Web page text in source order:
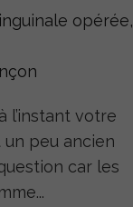
opérée,
l’instant votre
un peu ancien
car les